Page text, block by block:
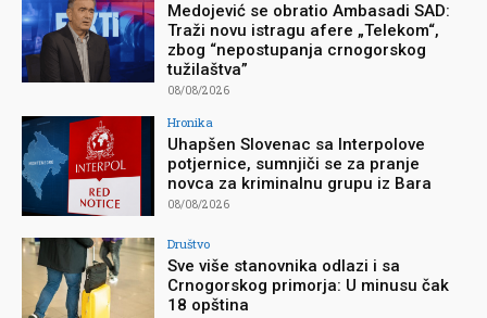
Medojević se obratio Ambasadi SAD:
Traži novu istragu afere „Telekom“,
zbog “nepostupanja crnogorskog
tužilaštva”
08/08/2026
Hronika
Uhapšen Slovenac sa Interpolove
potjernice, sumnjiči se za pranje
novca za kriminalnu grupu iz Bara
08/08/2026
Društvo
Sve više stanovnika odlazi i sa
Crnogorskog primorja: U minusu čak
18 opština